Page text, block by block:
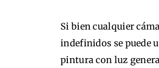
Si bien cualquier
indefinidos se puede
pintura con luz